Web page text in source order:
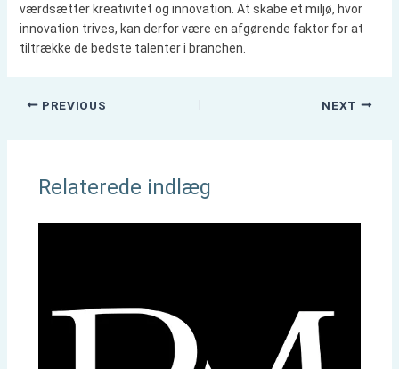
værdsætter kreativitet og innovation. At skabe et miljø, hvor
innovation trives, kan derfor være en afgørende faktor for at
tiltrække de bedste talenter i branchen.
PREVIOUS NEXT
Relaterede indlæg